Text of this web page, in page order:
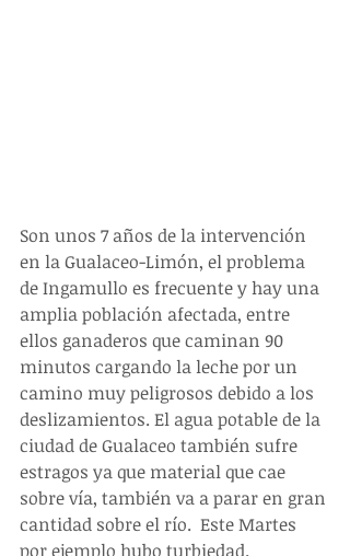
Son unos 7 años de la intervención
en la Gualaceo-Limón, el problema
de Ingamullo es frecuente y hay una
amplia población afectada, entre
ellos ganaderos que caminan 90
minutos cargando la leche por un
camino muy peligrosos debido a los
deslizamientos. El agua potable de la
ciudad de Gualaceo también sufre
estragos ya que material que cae
sobre vía, también va a parar en gran
cantidad sobre el río.  Este Martes
por ejemplo hubo turbiedad.